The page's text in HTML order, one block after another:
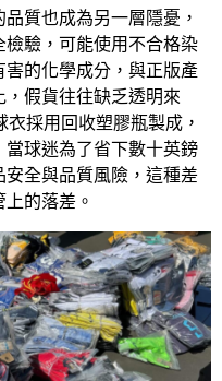
質也成為另一層隱憂，
驗，可能使用不合格染
的化學成分，與正版產
假貨往往缺乏透明來
採用回收塑膠瓶製成，
球迷為了省下數十英鎊
全與品質風險，這種差
的落差。